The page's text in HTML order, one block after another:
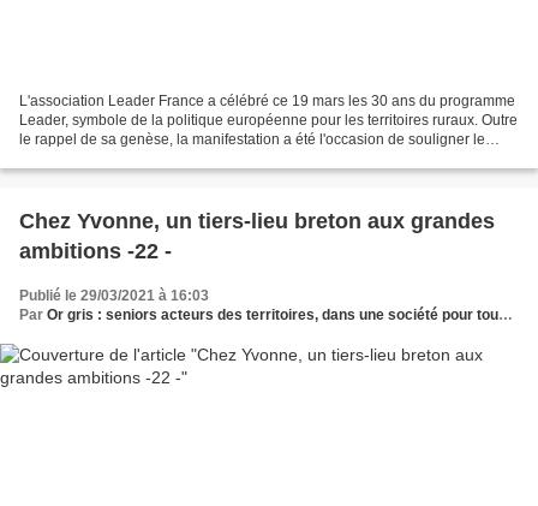
L'association Leader France a célébré ce 19 mars les 30 ans du programme
Leader, symbole de la politique européenne pour les territoires ruraux. Outre
le rappel de sa genèse, la manifestation a été l'occasion de souligner le
Chez Yvonne, un tiers-lieu breton aux grandes
ambitions -22 -
Publié le 29/03/2021 à 16:03
Par Or gris : seniors acteurs des territoires, dans une société pour tous les âges